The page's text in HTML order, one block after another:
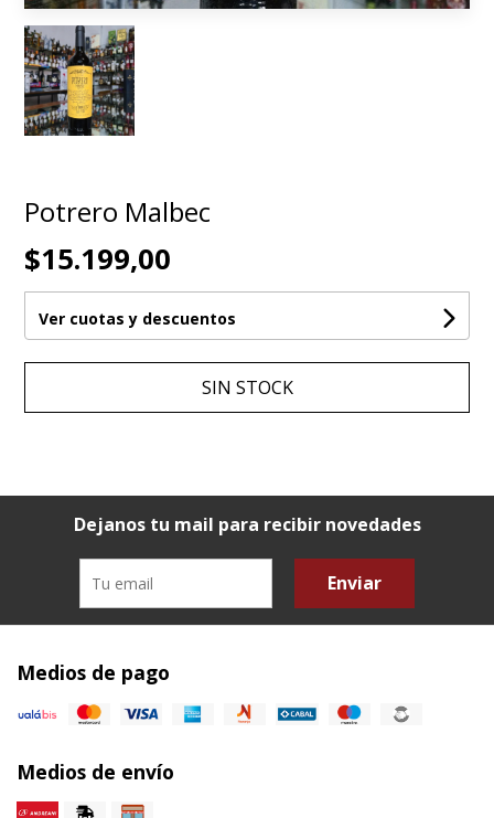
Potrero Malbec
$15.199,00
Ver cuotas y descuentos
SIN STOCK
Dejanos tu mail para recibir novedades
Enviar
Medios de pago
Medios de envío